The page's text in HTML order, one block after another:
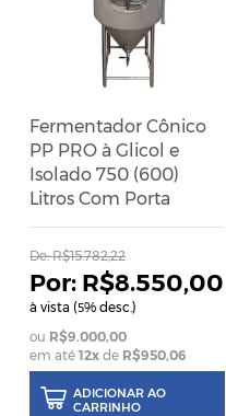
Fermentador Cônico
PP PRO à Glicol e
Isolado 750 (600)
Litros Com Porta
R$8.550,00
à vista (5% desc.)
De: R$15.782,22
R$9.000,00
em até12x de R$950,06
ADICIONAR AO
CARRINHO